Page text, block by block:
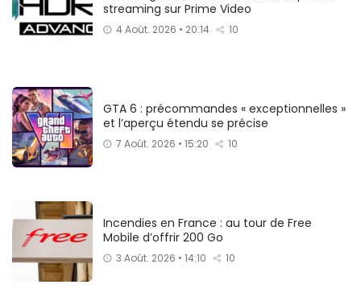
streaming sur Prime Video
4 Août. 2026 • 20:14 10
GTA 6 : précommandes « exceptionnelles »
et l’aperçu étendu se précise
7 Août. 2026 • 15:20 10
Incendies en France : au tour de Free
Mobile d’offrir 200 Go
3 Août. 2026 • 14:10 10